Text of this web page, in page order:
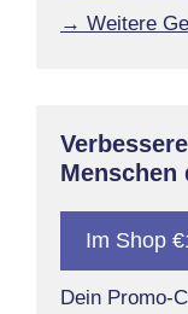
→ Weitere
Menschen
Im Shop
Dein Promo-